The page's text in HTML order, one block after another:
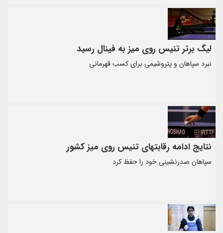
لیگ برتر تنیس روی میز به فینال رسید
نبرد سپاهان و پتروشیمی برای کسب قهرمانی
نتایج ادامه رقابتهای تنیس روی میز کشور
سپاهان صدرنشینی خود را حفظ کرد